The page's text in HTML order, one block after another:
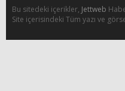
Bu sitedeki içerikler, Jettweb
Site içerisindeki Tüm yazı ve